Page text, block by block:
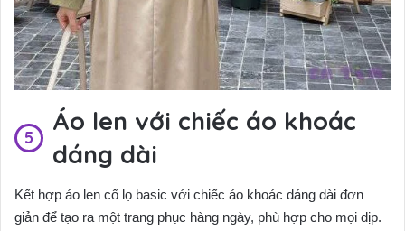
Áo len với chiếc áo khoác
dáng dài
Kết hợp áo len cổ lọ basic với chiếc áo khoác dáng dài đơn
giản để tạo ra một trang phục hàng ngày, phù hợp cho mọi dịp.